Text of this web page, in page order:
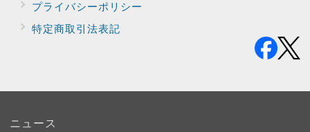
プライバシーポリシー
特定商取引法表記
ニュース